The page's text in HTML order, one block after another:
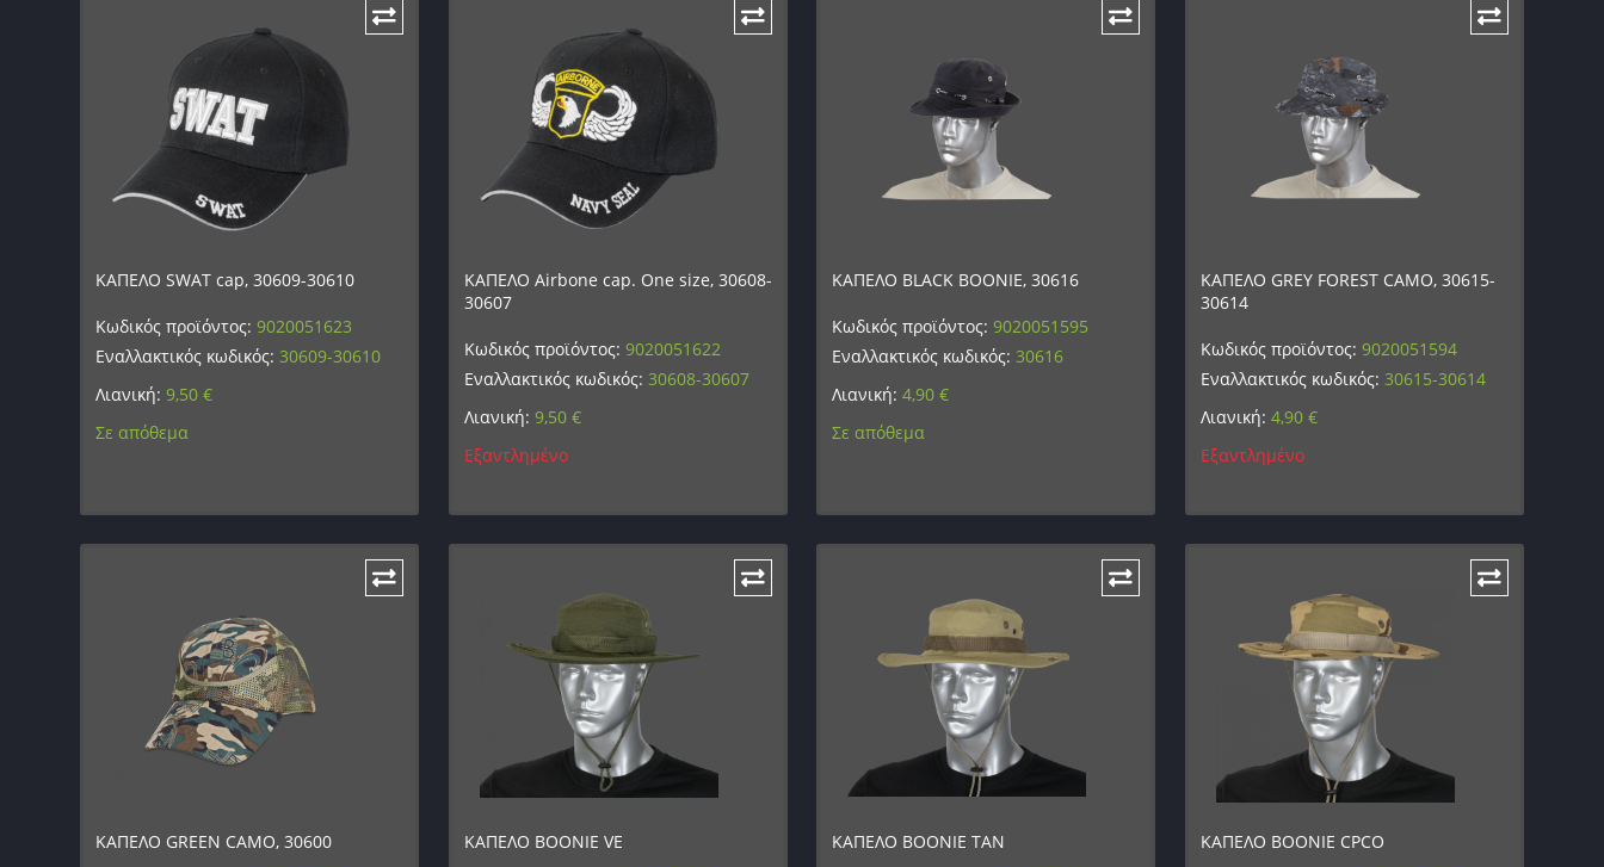
ΚΑΠΕΛΟ SWAT cap, 30609-30610
Κωδικός προϊόντος:9020051623
Εναλλακτικός κωδικός: 30609-30610
Λιανική:9,50€
Σε απόθεμα
ΚΑΠΕΛΟ Airbone cap. One size, 30608-
30607
Κωδικός προϊόντος: 9020051622
Εναλλακτικός κωδικός: 30608-30607
Λιανική: 9,50 €
Εξαντλημένο
ΚΑΠΕΛΟ BLACK BOONIE, 30616
Κωδικός προϊόντος:9020051595
Εναλλακτικός κωδικός: 30616
Λιανική:4,90€
Σε απόθεμα
ΚΑΠΕΛΟ GREY FOREST CAMO, 30615-
30614
Κωδικός προϊόντος: 9020051594
Εναλλακτικός κωδικός: 30615-30614
Λιανική: 4,90 €
Εξαντλημένο
ΚΑΠΕΛΟ GREEN CAMO, 30600 ΚΑΠΕΛΟ BOONIE VE ΚΑΠΕΛΟ BOONIE TAN ΚΑΠΕΛΟ BOONIE CPCO